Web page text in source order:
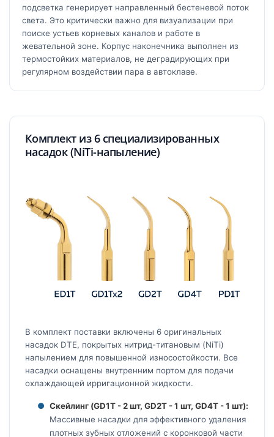
подсветка генерирует направленный бестеневой поток
света. Это критически важно для визуализации при
поиске устьев корневых каналов и работе в
жевательной зоне. Корпус наконечника выполнен из
термостойких материалов, не деградирующих при
регулярном воздействии пара в автоклаве.
Комплект из 6 специализированных
насадок (NiTi-напыление)
В комплект поставки включены 6 оригинальных
насадок DTE, покрытых нитрид-титановым (NiTi)
напылением для повышенной износостойкости. Все
насадки оснащены внутренним портом для подачи
охлаждающей ирригационной жидкости.
Скейлинг (GD1T - 2 шт, GD2T - 1 шт, GD4T - 1 шт):
Массивные насадки для эффективного удаления
плотных зубных отложений с коронковой части